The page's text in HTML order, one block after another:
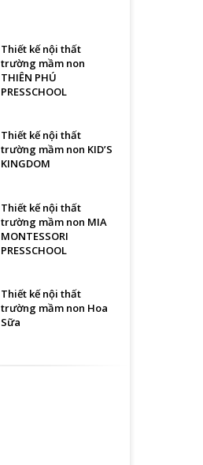
Thiết kế nội thất
trường mầm non
THIÊN PHÚ
PRESSCHOOL
Thiết kế nội thất
trường mầm non KID’S
KINGDOM
Thiết kế nội thất
trường mầm non MIA
MONTESSORI
PRESSCHOOL
Thiết kế nội thất
trường mầm non Hoa
Sữa